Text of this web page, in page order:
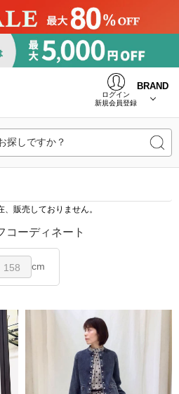
ログイン
新規会員登録
BRAND
探しですか？
、販売しておりません。
コーディネート
158 cm